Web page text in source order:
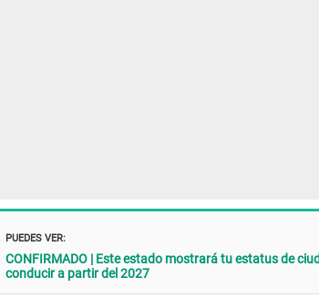
PUEDES VER:
CONFIRMADO | Este estado mostrará tu estatus de
conducir a partir del 2027